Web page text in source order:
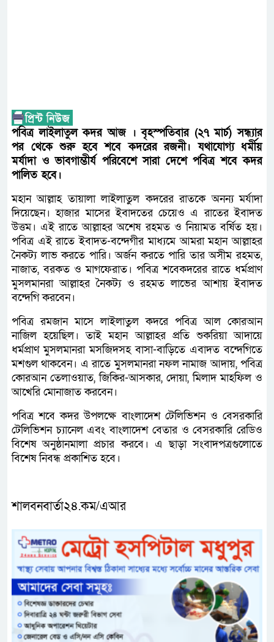
পবিত্র লাইলাতুল কদর আজ । বৃহস্পতিবার (২৭ মার্চ) সন্ধ্যার
পর থেকে শুরু হবে শবে কদরের রজনী। যথাযোগ্য ধর্মীয়
মর্যাদা ও ভাবগাম্ভীর্য পরিবেশে সারা দেশে পবিত্র শবে কদর
পালিত হবে।
মহান আল্লাহ তায়ালা লাইলাতুল কদরের রাতকে অনন্য মর্যাদা
দিয়েছেন। হাজার মাসের ইবাদতের চেয়েও এ রাতের ইবাদত
উত্তম। এই রাতে আল্লাহর অশেষ রহমত ও নিয়ামত বর্ষিত হয়।
পবিত্র এই রাতে ইবাদত-বন্দেগীর মাধ্যমে আমরা মহান আল্লাহর
নৈকট্য লাভ করতে পারি। অর্জন করতে পারি তার অসীম রহমত,
নাজাত, বরকত ও মাগফেরাত। পবিত্র শবেকদরের রাতে ধর্মপ্রাণ
মুসলমানরা আল্লাহর নৈকট্য ও রহমত লাভের আশায় ইবাদত
বন্দেগি করবেন।
পবিত্র রমজান মাসে লাইলাতুল কদরে পবিত্র আল কোরআন
নাজিল হয়েছিল। তাই মহান আল্লাহর প্রতি শুকরিয়া আদায়ে
ধর্মপ্রাণ মুসলমানরা মসজিদসহ বাসা-বাড়িতে এবাদত বন্দেগিতে
মশগুল থাকবেন। এ রাতে মুসলমানরা নফল নামাজ আদায়, পবিত্র
কোরআন তেলাওয়াত, জিকির-আসকার, দোয়া, মিলাদ মাহফিল ও
আখেরি মোনাজাত করবেন।
পবিত্র শবে কদর উপলক্ষে বাংলাদেশ টেলিভিশন ও বেসরকারি
টেলিভিশন চ্যানেল এবং বাংলাদেশ বেতার ও বেসরকারি রেডিও
বিশেষ অনুষ্ঠানমালা প্রচার করবে। এ ছাড়া সংবাদপত্রগুলোতে
বিশেষ নিবন্ধ প্রকাশিত হবে।
শালবনবার্তা২৪.কম/এআর